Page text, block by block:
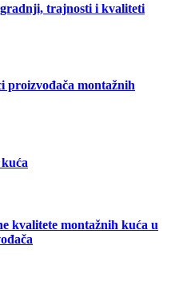
trajnosti i kvaliteti
proizvođača montažnih
kvalitete montažnih kuća u